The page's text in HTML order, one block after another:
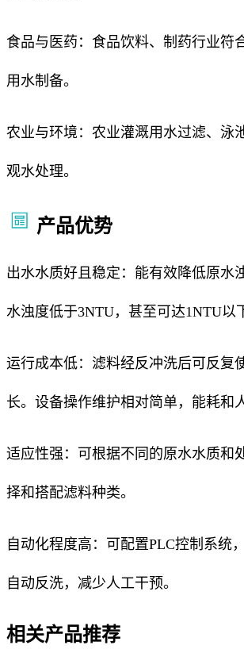
食品与医药：食品饮料、制药行业符
用水制备。
农业与环境：农业灌溉用水过滤、泳
观水处理。
产品优势
出水水质好且稳定：能有效降低原水
水浊度低于3NTU，甚至可达1NTU以
运行成本低：滤料经反冲洗后可反复
长。设备操作维护相对简单，能耗和
适应性强：可根据不同的原水水质和
择和搭配滤料种类。
自动化程度高：可配置PLC控制系统
自动反洗，减少人工干预。
相关产品推荐